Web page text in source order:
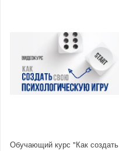
Обучающий курс "Как создать